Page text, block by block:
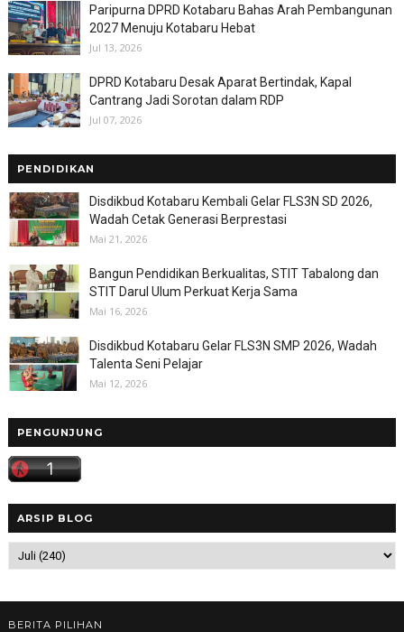
Paripurna DPRD Kotabaru Bahas Arah Pembangunan
2027 Menuju Kotabaru Hebat
Jul 13, 2026
DPRD Kotabaru Desak Aparat Bertindak, Kapal
Cantrang Jadi Sorotan dalam RDP
Jul 07, 2026
PENDIDIKAN
Disdikbud Kotabaru Kembali Gelar FLS3N SD 2026,
Wadah Cetak Generasi Berprestasi
Mai 21, 2026
Bangun Pendidikan Berkualitas, STIT Tabalong dan
STIT Darul Ulum Perkuat Kerja Sama
Mai 16, 2026
Disdikbud Kotabaru Gelar FLS3N SMP 2026, Wadah
Talenta Seni Pelajar
Mai 12, 2026
PENGUNJUNG
ARSIP BLOG
BERITA PILIHAN